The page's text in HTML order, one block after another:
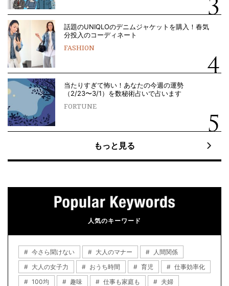
話題のUNIQLOのデニムジャケットを購入！春気
分投入のコーディネート
FASHION
当たりすぎて怖い！あなたの今週の運勢
（2/23〜3/1）を数秘術占いで占います
FORTUNE
もっと見る
人気のキーワード
今さら聞けない 大人のマナー
人間関係
大人の女子力
おうち時間 育児
仕事効率化
100均
趣味 仕事も家庭も
夫婦